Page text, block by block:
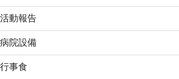
活動報告
病院設備
行事食